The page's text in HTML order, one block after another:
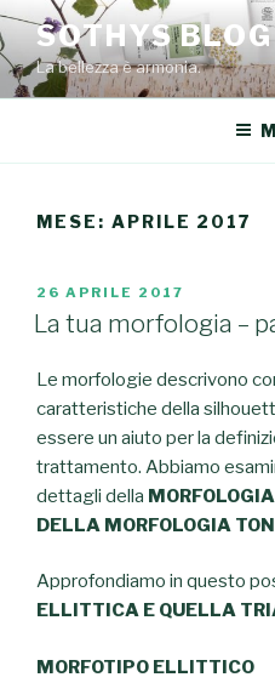
Salta
al
contenuto
SOTHYS BLOG
La bellezza è armonia.
MESE: APRILE 2017
PUBBLICATO
IL
26 APRILE 2017
La tua morfologia –
Le morfologie descrivono
caratteristiche della
essere un aiuto per la
trattamento. Abbiamo
dettagli della
DELLA MORFOLOGIA
Approfondiamo in questo
ELLITTICA E QUELLA
MORFOTIPO ELLITTICO